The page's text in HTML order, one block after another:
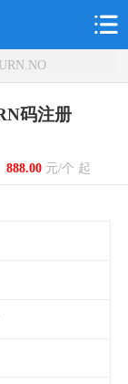
码注册
888.00元/个 起